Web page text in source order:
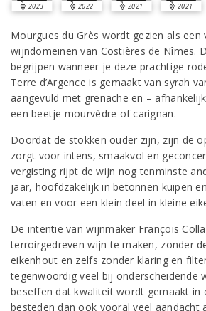
2023 2022 2021 2021
Mourgues du Grès wordt gezien als een
wijndomeinen van Costières de Nîmes.
begrijpen wanneer je deze prachtige
Terre d’Argence is gemaakt van syrah
aangevuld met grenache en –
een beetje mourvèdre of carignan.
Doordat de stokken ouder zijn, zijn de
zorgt voor intens, smaakvol en
vergisting rijpt de wijn nog tenminste
jaar, hoofdzakelijk in betonnen kuipen
vaten en voor een klein deel in kleine
De intentie van wijnmaker François
terroirgedreven wijn te maken, zonder
eikenhout en zelfs zonder klaring en
tegenwoordig veel bij onderscheidende
beseffen dat kwaliteit wordt gemaakt in
besteden dan ook vooral veel aandacht